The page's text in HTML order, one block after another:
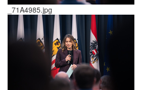
_71A4985.jpg